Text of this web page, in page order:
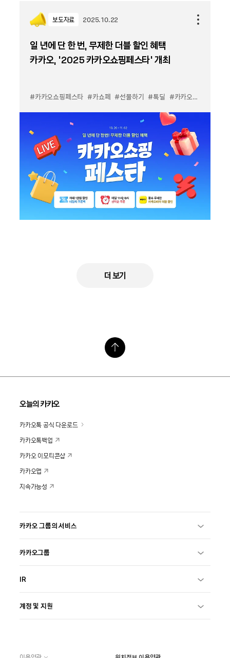
보도자료 2025.10.22
일 년에 단 한 번, 무제한 더블 할인 혜택
카카오, ‘2025 카카오쇼핑페스타’ 개최
#카카오쇼핑페스타 #카쇼페 #선물하기 #톡딜 #카카오쇼핑라이브
더 보기
오늘의 카카오
카카오톡 공식 다운로드
카카오톡백업
카카오 이모티콘샵
카카오맵
지속가능성
카카오 그룹의 서비스
카카오그룹
IR
계정 및 지원